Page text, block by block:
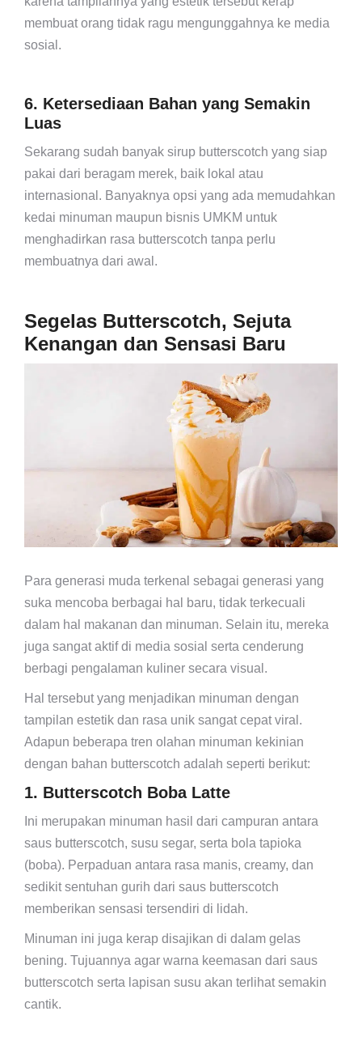
membuat orang tidak ragu mengunggahnya ke media
sosial.
6. Ketersediaan Bahan yang Semakin
Luas
Sekarang sudah banyak sirup butterscotch yang siap
pakai dari beragam merek, baik lokal atau
internasional. Banyaknya opsi yang ada memudahkan
kedai minuman maupun bisnis UMKM untuk
menghadirkan rasa butterscotch tanpa perlu
membuatnya dari awal.
Segelas Butterscotch, Sejuta
Kenangan dan Sensasi Baru
Para generasi muda terkenal sebagai generasi yang
suka mencoba berbagai hal baru, tidak terkecuali
dalam hal makanan dan minuman. Selain itu, mereka
juga sangat aktif di media sosial serta cenderung
berbagi pengalaman kuliner secara visual.
Hal tersebut yang menjadikan minuman dengan
tampilan estetik dan rasa unik sangat cepat viral.
Adapun beberapa tren olahan minuman kekinian
dengan bahan butterscotch adalah seperti berikut:
1. Butterscotch Boba Latte
Ini merupakan minuman hasil dari campuran antara
saus butterscotch, susu segar, serta bola tapioka
(boba). Perpaduan antara rasa manis, creamy, dan
sedikit sentuhan gurih dari saus butterscotch
memberikan sensasi tersendiri di lidah.
Minuman ini juga kerap disajikan di dalam gelas
bening. Tujuannya agar warna keemasan dari saus
butterscotch serta lapisan susu akan terlihat semakin
cantik.